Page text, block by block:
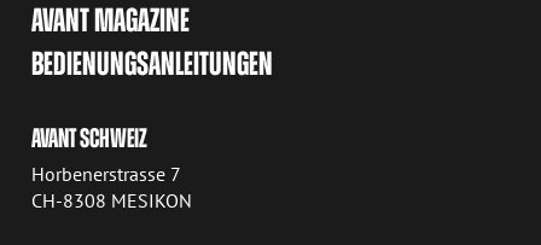
AVANT MAGAZINE
BEDIENUNGSANLEITUNGEN
AVANT SCHWEIZ
Horbenerstrasse 7
CH-8308 MESIKON